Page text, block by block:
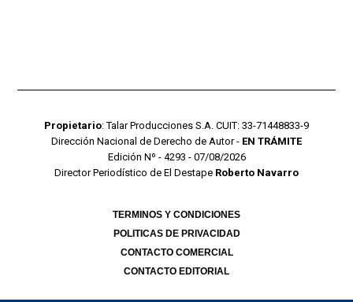
Propietario: Talar Producciones S.A. CUIT: 33-71448833-9
Dirección Nacional de Derecho de Autor - EN TRÁMITE
Edición Nº - 4293 - 07/08/2026
Director Periodístico de El Destape Roberto Navarro
TERMINOS Y CONDICIONES
POLITICAS DE PRIVACIDAD
CONTACTO COMERCIAL
CONTACTO EDITORIAL